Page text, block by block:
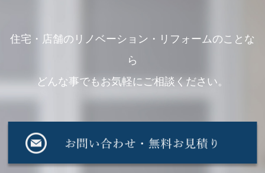
住宅・店舗のリノベーション・リフォームのことな
ら
どんな事でもお気軽にご相談ください。